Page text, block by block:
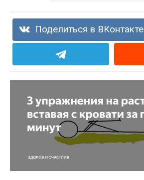
Поделиться в ВКонтакте